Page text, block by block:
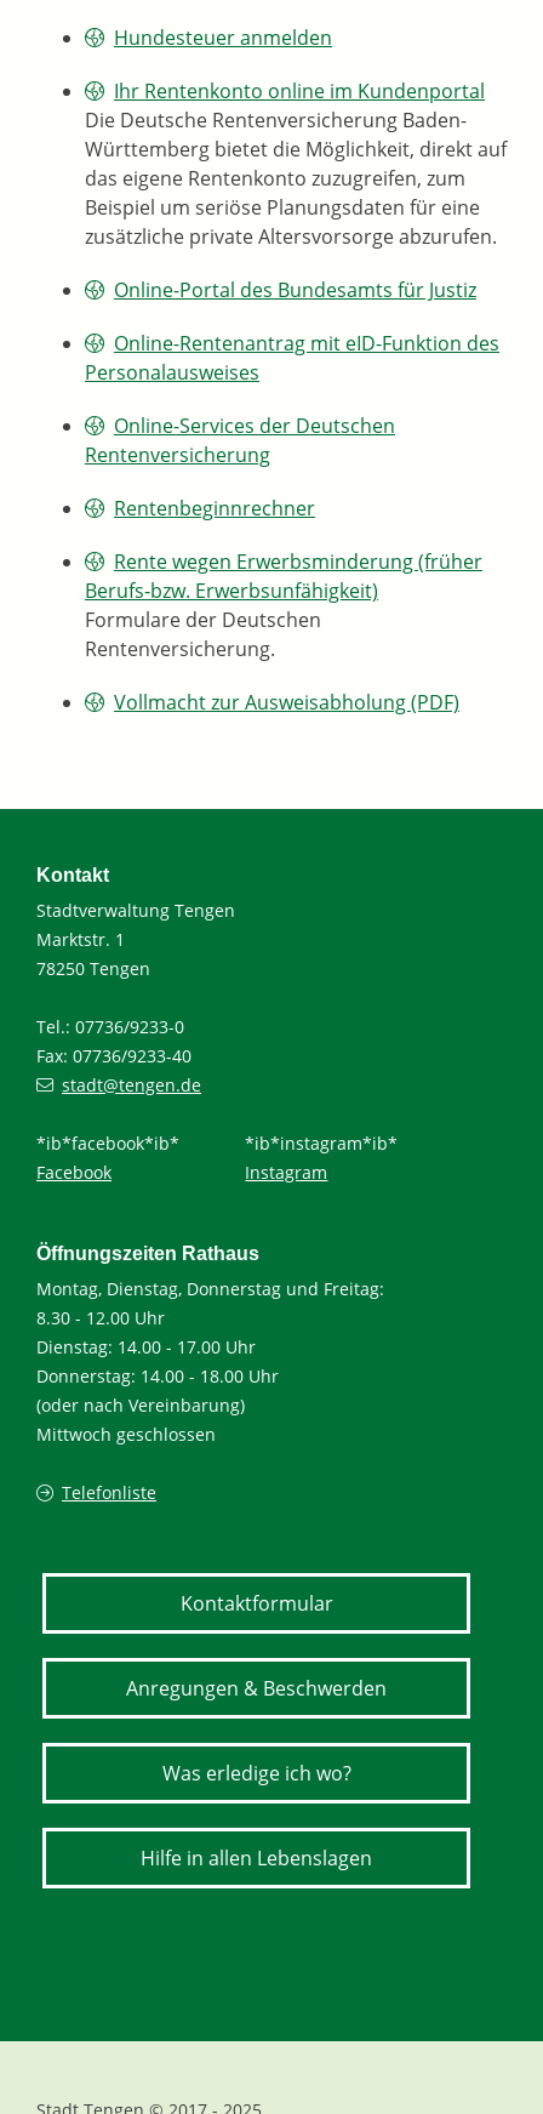
Hundesteuer anmelden
Ihr Rentenkonto online im Kundenportal
Die Deutsche Rentenversicherung Baden-
Württemberg bietet die Möglichkeit, direkt auf
das eigene Rentenkonto zuzugreifen, zum
Beispiel um seriöse Planungsdaten für eine
zusätzliche private Altersvorsorge abzurufen.
Online-Portal des Bundesamts für Justiz
Online-Rentenantrag mit eID-Funktion des
Personalausweises
Online-Services der Deutschen
Rentenversicherung
Rentenbeginnrechner
Rente wegen Erwerbsminderung (früher
Berufs-bzw. Erwerbsunfähigkeit)
Formulare der Deutschen
Rentenversicherung.
Vollmacht zur Ausweisabholung (PDF)
Kontakt
Stadtverwaltung Tengen
Marktstr. 1
78250 Tengen
Tel.: 07736/9233-0
Fax: 07736/9233-40
stadt@tengen.de
*ib*facebook*ib*
Facebook
*ib*instagram*ib*
Instagram
Öffnungszeiten Rathaus
Montag, Dienstag, Donnerstag und Freitag:
8.30 - 12.00 Uhr
Dienstag: 14.00 - 17.00 Uhr
Donnerstag: 14.00 - 18.00 Uhr
(oder nach Vereinbarung)
Mittwoch geschlossen
Telefonliste
Kontaktformular
Anregungen & Beschwerden
Was erledige ich wo?
Hilfe in allen Lebenslagen